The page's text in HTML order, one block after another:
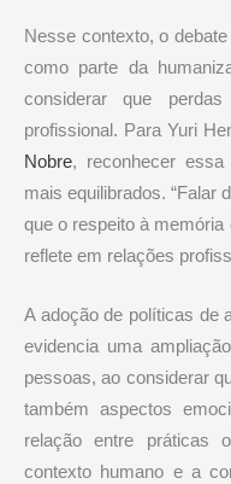
Nesse contexto, o
como parte da
considerar que
profissional. Para Yuri
Nobre, reconhecer essa
mais equilibrados. “Falar
que o respeito à
reflete em relações
A adoção de políticas de
evidencia uma
pessoas, ao considerar
também aspectos
relação entre práticas
contexto humano e a